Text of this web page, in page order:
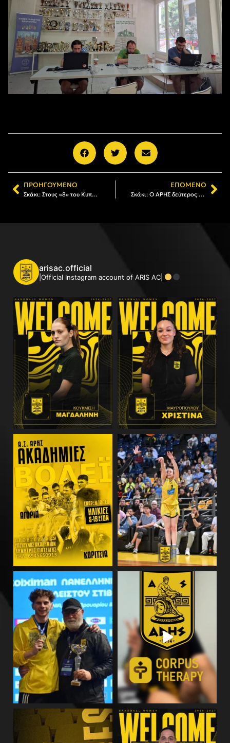
ΠΡΟΗΓΟΎΜΕΝΟ
Σκάκι: Στους «8» του Κυπέλλου Ελλάδος ο ΑΡΗΣ
ΕΠΌΜΕΝΟ
Σκάκι: Ο ΑΡΗΣ δεύτερος στο Κύπελλο Ελλάδος
arisac.official
|Official Instagram account of ARIS AC|